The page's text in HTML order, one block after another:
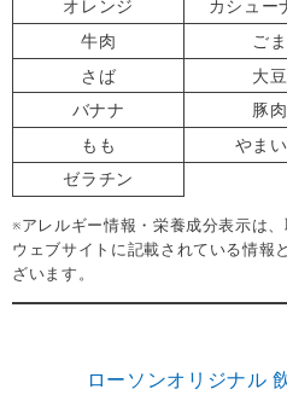
オレンジ
カシュー
牛肉
ごま
さば
大豆
バナナ
豚肉
もも
やま
ゼラチン
※アレルギー情報・栄養成分表示は
ウェブサイトに記載されている情報
ざいます。
ローソンオリジナル